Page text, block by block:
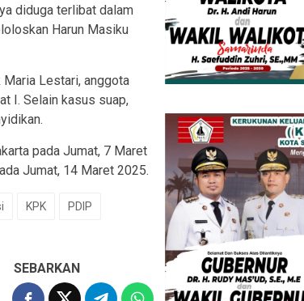
diduga terlibat dalam
Harun Masiku
Maria Lestari, anggota
I. Selain kasus suap,
pada Jumat, 7 Maret
Jumat, 14 Maret 2025.
KPK PDIP
SEBARKAN